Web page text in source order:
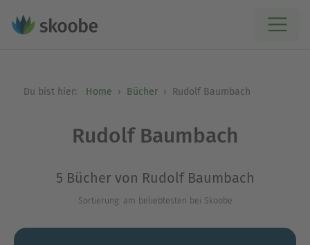
Du bist hier: Home Bücher Rudolf Baumbach
Rudolf Baumbach
5 Bücher von Rudolf Baumbach
Sortierung: am beliebtesten bei Skoobe